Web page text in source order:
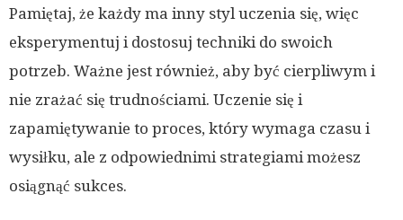
Pamiętaj, że każdy ma inny styl uczenia się, więc
eksperymentuj i dostosuj techniki do swoich
potrzeb. Ważne jest również, aby być cierpliwym i
nie zrażać się trudnościami. Uczenie się i
zapamiętywanie to proces, który wymaga czasu i
wysiłku, ale z odpowiednimi strategiami możesz
osiągnąć sukces.